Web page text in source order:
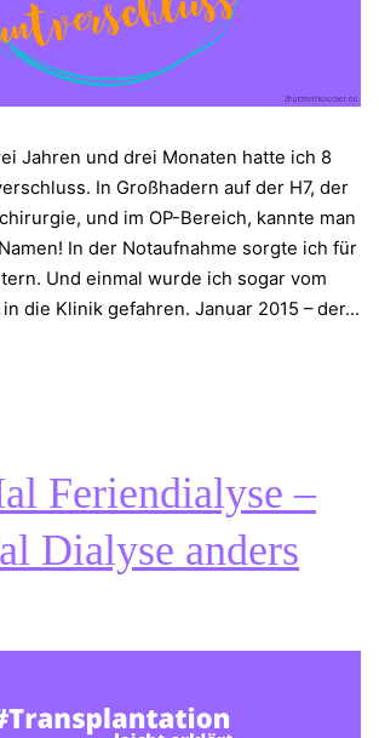
Jahren und drei Monaten hatte ich 8
In Großhadern auf der H7, der
und im OP-Bereich, kannte man
In der Notaufnahme sorgte ich für
Und einmal wurde ich sogar vom
die Klinik gefahren. Januar 2015 – der…
Feriendialyse –
Dialyse anders